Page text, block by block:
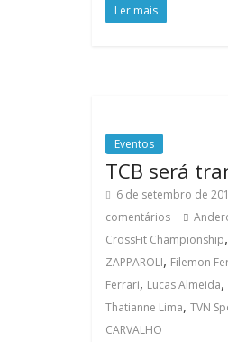
Ler mais
Eventos
TCB será
6 de setembro de
comentários
CrossFit Championship,
ZAPPAROLI, Filemon
Ferrari, Lucas Almeida,
Thatianne Lima, TVN
CARVALHO